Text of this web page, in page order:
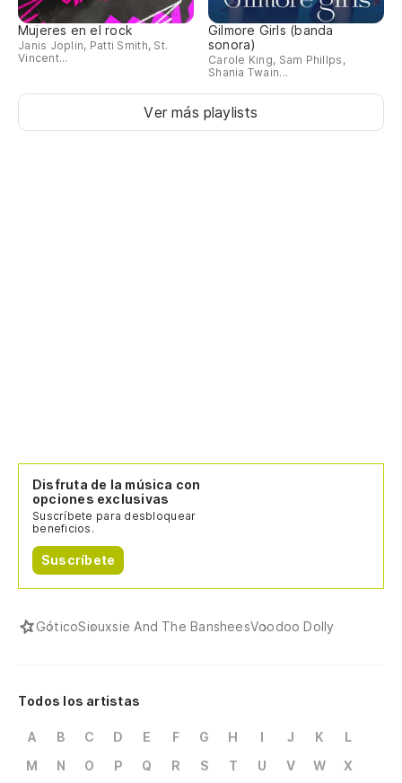
Mujeres en el rock
Janis Joplin, Patti Smith, St.
Vincent...
Gilmore Girls (banda
sonora)
Carole King, Sam Phillps,
Shania Twain...
Ver más playlists
Disfruta de la música con
opciones exclusivas
Suscríbete para desbloquear
beneficios.
Suscríbete
GóticoSiouxsie And The BansheesVoodoo Dolly
Todos los artistas
A B C D E F G H I J K
L
M
N O P Q R S T U V W
X